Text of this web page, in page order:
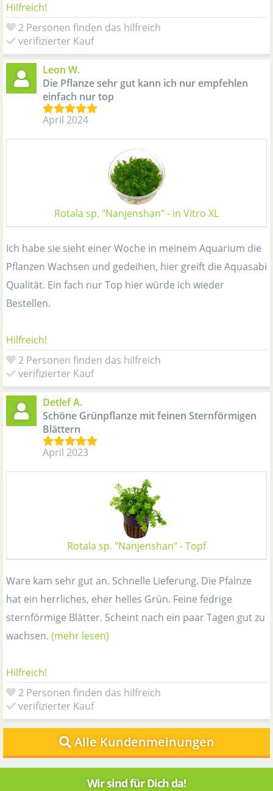
Hilfreich!
2 Personen finden das hilfreich
verifizierter Kauf
Leon W.
Die Pflanze sehr gut kann ich nur empfehlen
einfach nur top
April 2024
Rotala sp. "Nanjenshan" - in Vitro XL
Ich habe sie sieht einer Woche in meinem Aquarium die
Pflanzen Wachsen und gedeihen, hier greift die Aquasabi
Qualität. Ein fach nur Top hier würde ich wieder
Bestellen.
Hilfreich!
2 Personen finden das hilfreich
verifizierter Kauf
Detlef A.
Schöne Grünpflanze mit feinen Sternförmigen
Blättern
April 2023
Rotala sp. "Nanjenshan" - Topf
Ware kam sehr gut an. Schnelle Lieferung. Die Pfalnze
hat ein herrliches, eher helles Grün. Feine fedrige
sternförmige Blätter. Scheint nach ein paar Tagen gut zu
wachsen. (mehr lesen)
Hilfreich!
2 Personen finden das hilfreich
verifizierter Kauf
Alle Kundenmeinungen
Wir sind für Dich da!